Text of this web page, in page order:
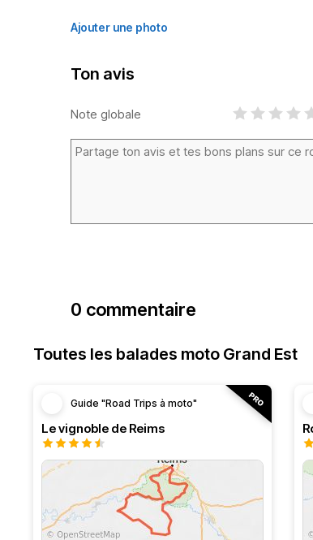
Ajouter une photo
Ton avis
Note globale
0 commentaire
Toutes les balades moto Grand Est
Guide "Road Trips à moto"
Le vignoble de Reims